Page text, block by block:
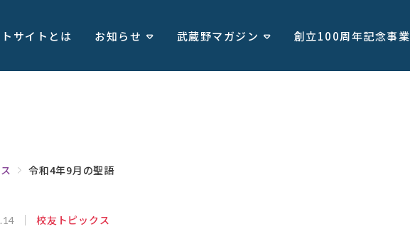
サイトとは お知らせ 武蔵野マガジン 創立100周年記念事業
令和4年9月の聖語
校友トピックス